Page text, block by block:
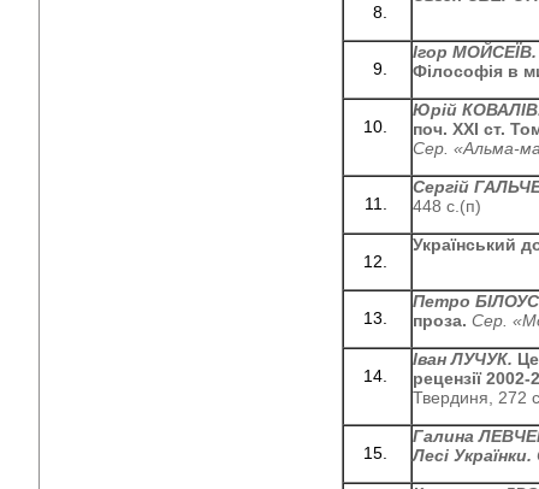
Ігор МО
Філософія в
Юрій
поч. ХХІ ст.
Сер. «Альма-
Сергій
448 с.(п)
Український
Петро
проза. Сер.
Іван ЛУЧУК.
рецензії
Твердиня, 272
Галина
Лесі Українки.